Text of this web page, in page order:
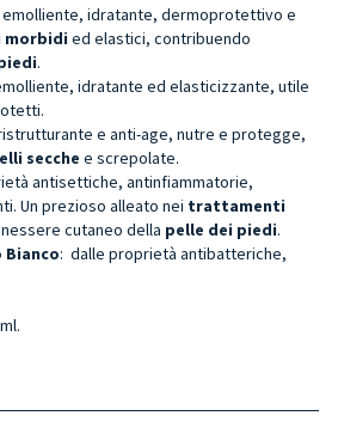
emolliente, idratante, dermoprotettivo e
morbidi ed elastici, contribuendo
.
idratante ed elasticizzante, utile
e anti-age, nutre e protegge,
secche e screpolate.
antisettiche, antinfiammatorie,
Un prezioso alleato nei trattamenti
cutaneo della pelle dei piedi.
Bianco: dalle proprietà antibatteriche,